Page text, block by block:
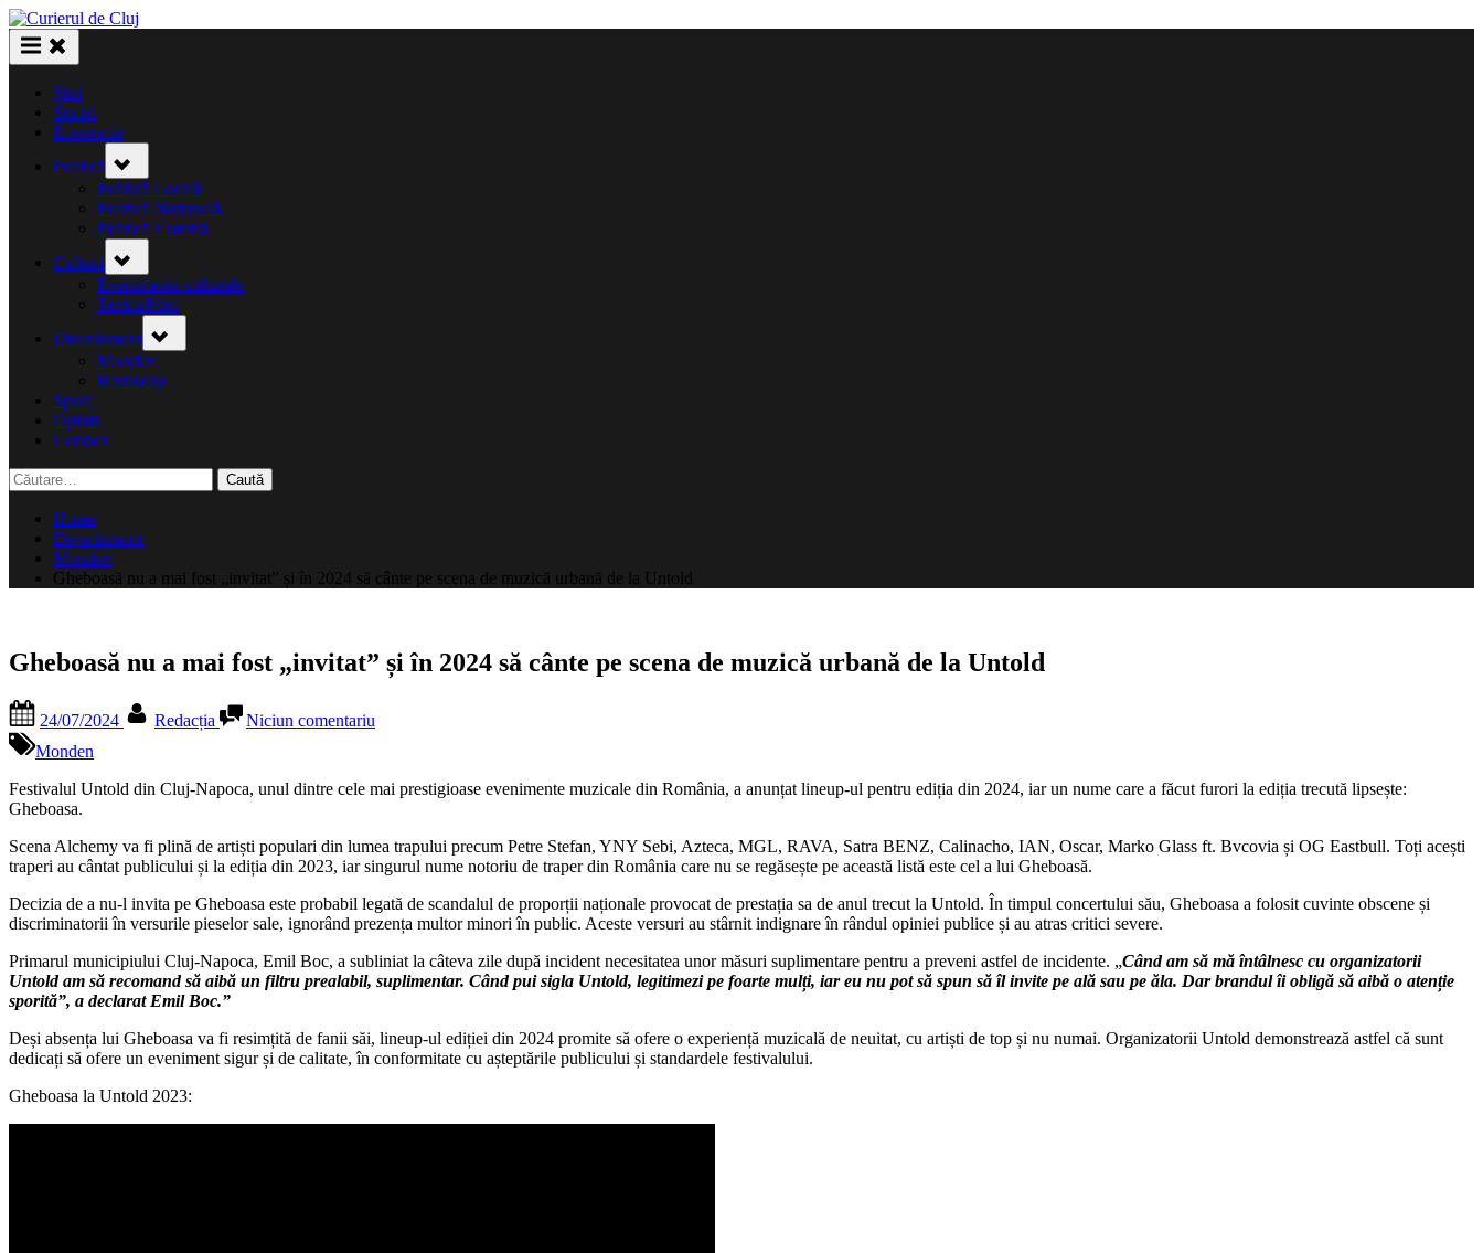
Skip
to
content
Știri
Social
Economie
Politică
sub-
menu
Politică Locală
Politică Națională
Politică Externă
Cultură
sub-
menu
Evenimente culturale
Teatru/Film
Divertisment sub-
menu
Monden
Horoscop
Sport
Opinii
Contact
Caută
după:
Home
Divertisment
Monden
Gheboasă nu a mai fost „invitat” și în 2024 să cânte pe scena de muzică urbană de la Untold
Gheboasă nu a mai fost „invitat” și în 2024 să cânte pe scena de muzică urbană de la Untold
on
24/07/2024 Redacția Niciun comentariuGheboasă
mai
și
în
să
cânte
scena
de
de
la
Monden
Festivalul Untold din Cluj-Napoca, unul dintre cele mai prestigioase evenimente muzicale din România, a anunțat lineup-ul pentru ediția din 2024, iar un nume care a făcut furori la ediția trecută lipsește:
Gheboasa.
Scena Alchemy va fi plină de artiști populari din lumea trapului precum Petre Stefan, YNY Sebi, Azteca, MGL, RAVA, Satra BENZ, Calinacho, IAN, Oscar, Marko Glass ft. Bvcovia și OG Eastbull. Toți acești
traperi au cântat publicului și la ediția din 2023, iar singurul nume notoriu de traper din România care nu se regăsește pe această listă este cel a lui Gheboasă.
Decizia de a nu-l invita pe Gheboasa este probabil legată de scandalul de proporții naționale provocat de prestația sa de anul trecut la Untold. În timpul concertului său, Gheboasa a folosit cuvinte obscene și
discriminatorii în versurile pieselor sale, ignorând prezența multor minori în public. Aceste versuri au stârnit indignare în rândul opiniei publice și au atras critici severe.
Primarul municipiului Cluj-Napoca, Emil Boc, a subliniat la câteva zile după incident necesitatea unor măsuri suplimentare pentru a preveni astfel de incidente. „Când am să mă întâlnesc cu organizatorii
Untold am să recomand să aibă un filtru prealabil, suplimentar. Când pui sigla Untold, legitimezi pe foarte mulți, iar eu nu pot să spun să îl invite pe ală sau pe ăla. Dar brandul îi obligă să aibă o atenție
sporită”, a declarat Emil Boc.”
Deși absența lui Gheboasa va fi resimțită de fanii săi, lineup-ul ediției din 2024 promite să ofere o experiență muzicală de neuitat, cu artiști de top și nu numai. Organizatorii Untold demonstrează astfel că sunt
dedicați să ofere un eveniment sigur și de calitate, în conformitate cu așteptările publicului și standardele festivalului.
Gheboasa la Untold 2023: